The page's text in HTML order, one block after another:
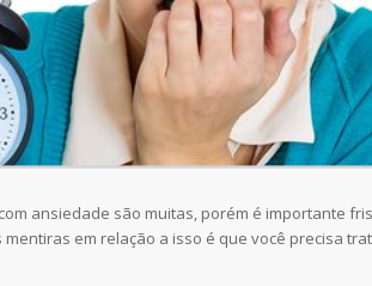
ansiedade são muitas, porém é importante
em relação a isso é que você precisa